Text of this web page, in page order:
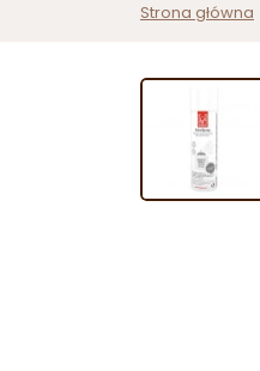
Strona główna